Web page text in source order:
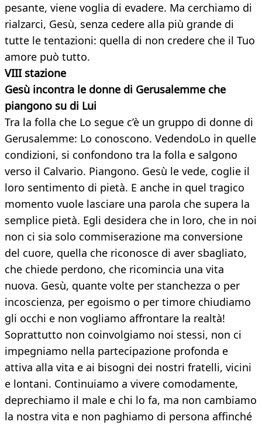
pesante, viene voglia di evadere. Ma cerchiamo di
rialzarci, Gesù, senza cedere alla più grande di
tutte le tentazioni: quella di non credere che il Tuo
amore può tutto.
VIII stazione
Gesù incontra le donne di Gerusalemme che
piangono su di Lui
Tra la folla che Lo segue c’è un gruppo di donne di
Gerusalemme: Lo conoscono. VedendoLo in quelle
condizioni, si confondono tra la folla e salgono
verso il Calvario. Piangono. Gesù le vede, coglie il
loro sentimento di pietà. E anche in quel tragico
momento vuole lasciare una parola che supera la
semplice pietà. Egli desidera che in loro, che in noi
non ci sia solo commiserazione ma conversione
del cuore, quella che riconosce di aver sbagliato,
che chiede perdono, che ricomincia una vita
nuova. Gesù, quante volte per stanchezza o per
incoscienza, per egoismo o per timore chiudiamo
gli occhi e non vogliamo affrontare la realtà!
Soprattutto non coinvolgiamo noi stessi, non ci
impegniamo nella partecipazione profonda e
attiva alla vita e ai bisogni dei nostri fratelli, vicini
e lontani. Continuiamo a vivere comodamente,
deprechiamo il male e chi lo fa, ma non cambiamo
la nostra vita e non paghiamo di persona affinché